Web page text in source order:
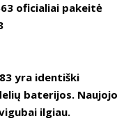
oficialiai pakeitė
yra identiški
baterijos. Naujojo
ilgiau.